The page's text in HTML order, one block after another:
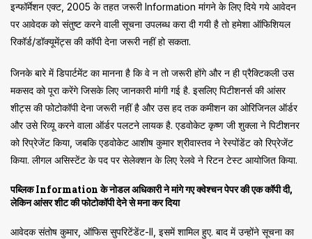
इन्फॉर्मेशन एक्ट, 2005 के तहत जरूरी Information मांगने के लिए दिये गये आवेदन
पर आवेदक को संतुष्ट करने वाली सूचना उपलब्ध करा दी गयी है तो हमेशा ऑफिशियल
रिकॉर्ड/डॉक्यूमेंट्स की कॉपी देना जरूरी नहीं हो सकता.
जिनके बारे में डिपार्टमेंट का मानना है कि वे न तो जरूरी होंगे और न ही प्रैक्टिकली उस
मकसद को पूरा करेंगे जिसके लिए जानकारी मांगी गई है. इसलिए पिटीशनर्स की आंसर
शीट्स की फोटोकॉपी देना जरूरी नहीं है और उस हद तक कमीशन का ओरिजिनल ऑर्डर
और उसे रिव्यू करने वाला ऑर्डर पलटने लायक है. एडवोकेट कृष्ण जी शुक्ला ने पिटीशनर
को रिप्रेजेंट किया, जबकि एडवोकेट आशीष कुमार श्रीवास्तव ने रेस्पोंडेंट को रिप्रेजेंट
किया. लीगल असिस्टेंट के पद पर सेलेक्शन के लिए रेलवे ने रिटन टेस्ट आयोजित किया.
पब्लिक Information के नोडल अधिकारी ने मांगे गए क्वेश्चन पेपर की एक कॉपी दी,
लेकिन आंसर शीट की फोटोकॉपी देने से मना कर दिया
आवेदक संतोष कुमार, ऑफिस सुपरिटेंडेंट-II, इसमें शामिल हुए. बाद में उन्होंने सूचना का